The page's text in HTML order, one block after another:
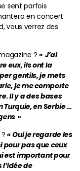
sent parfois
en concert
vous verrez des
?« J’ai
eux, ils ont la
gentils, je mets
je me comporte
Il y a des bases
Turquie, en Serbie …
»
«Oui je regarde les
pour pas que ceux
est important pour
l’idée de